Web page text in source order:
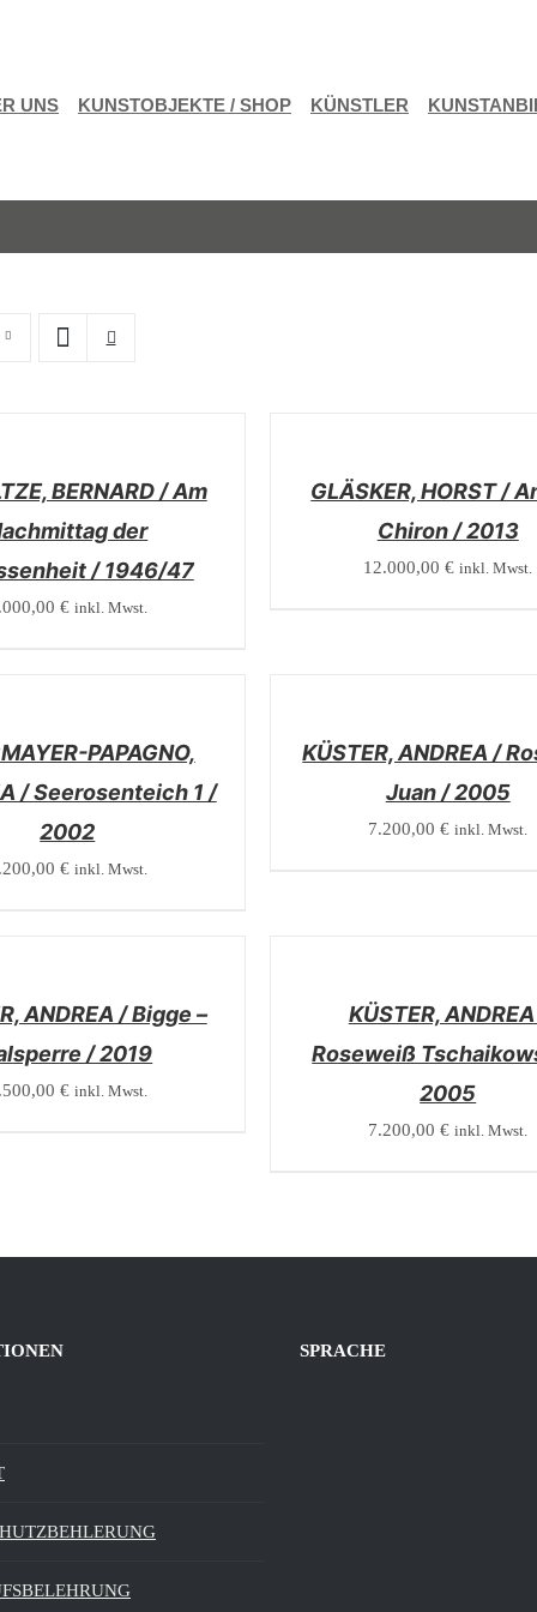
UNS KUNSTOBJEKTE / SHOP KÜNSTLER
BERNARD / Am
der
/ 1946/47
€ inkl. Mwst.
GLÄSKER, HORST /
Chiron / 2013
12.000,00€ inkl. Mwst.
PAPAGNO,
/ Seerosenteich 1 /
2002
€ inkl. Mwst.
KÜSTER, ANDREA /
Juan / 2005
7.200,00€ inkl. Mwst.
ANDREA / Bigge –
/ 2019
€ inkl. Mwst.
KÜSTER,
Roseweiß
2005
7.200,00€ inkl. Mwst.
SPRACHE